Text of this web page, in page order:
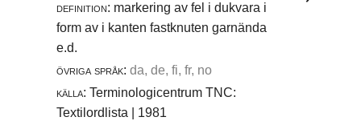
definition: markering av fel i dukvara i
form av i kanten fastknuten garnända
e.d.
övriga språk: da, de, fi, fr, no
källa: Terminologicentrum TNC:
Textilordlista | 1981